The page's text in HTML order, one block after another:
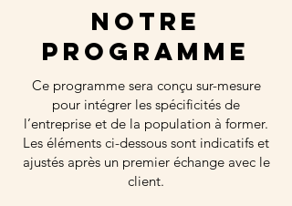
nOTRE
PROGRAMME
Ce programme sera conçu sur-mesure
pour intégrer les spécificités de
l’entreprise et de la population à former.
Les éléments ci-dessous sont indicatifs et
ajustés après un premier échange avec le
client.